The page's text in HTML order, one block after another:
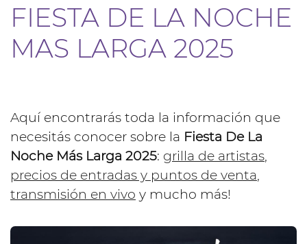
FIESTA DE LA NOCHE
MAS LARGA 2025
Aquí encontrarás toda la información que
necesitás conocer sobre la Fiesta De La
Noche Más Larga 2025: grilla de artistas,
precios de entradas y puntos de venta,
transmisión en vivo y mucho más!